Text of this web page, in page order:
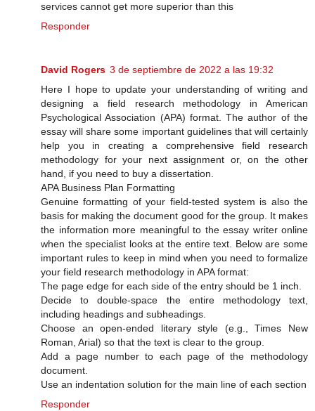
services cannot get more superior than this
Responder
David Rogers 3 de septiembre de 2022 a las 19:32
Here I hope to update your understanding of writing and
designing a field research methodology in American
Psychological Association (APA) format. The author of the
essay will share some important guidelines that will certainly
help you in creating a comprehensive field research
methodology for your next assignment or, on the other
hand, if you need to buy a dissertation.
APA Business Plan Formatting
Genuine formatting of your field-tested system is also the
basis for making the document good for the group. It makes
the information more meaningful to the essay writer online
when the specialist looks at the entire text. Below are some
important rules to keep in mind when you need to formalize
your field research methodology in APA format:
The page edge for each side of the entry should be 1 inch.
Decide to double-space the entire methodology text,
including headings and subheadings.
Choose an open-ended literary style (e.g., Times New
Roman, Arial) so that the text is clear to the group.
Add a page number to each page of the methodology
document.
Use an indentation solution for the main line of each section
Responder